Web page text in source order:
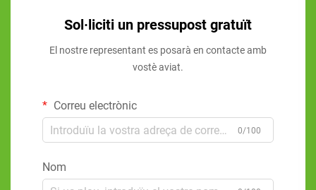
Sol·liciti un pressupost gratuït
El nostre representant es posarà en contacte amb
vostè aviat.
Correu electrònic
0/100
Nom